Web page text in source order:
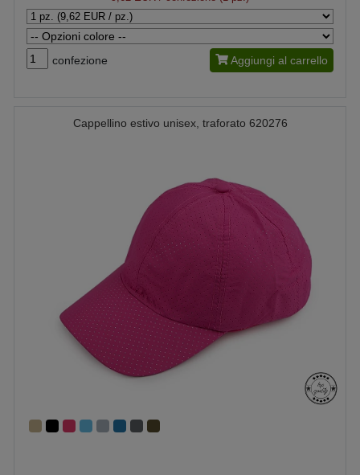
confezione Aggiungi al carrello
Cappellino estivo unisex, traforato 620276